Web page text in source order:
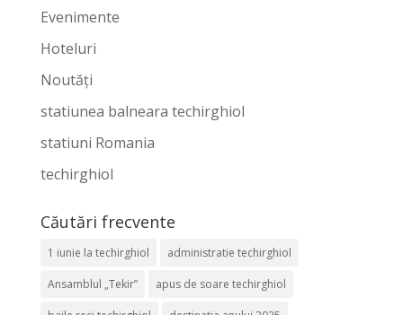
Evenimente
Hoteluri
Noutăți
statiunea balneara techirghiol
statiuni Romania
techirghiol
Căutări frecvente
1 iunie la techirghiol administratie techirghiol
Ansamblul „Tekir” apus de soare techirghiol